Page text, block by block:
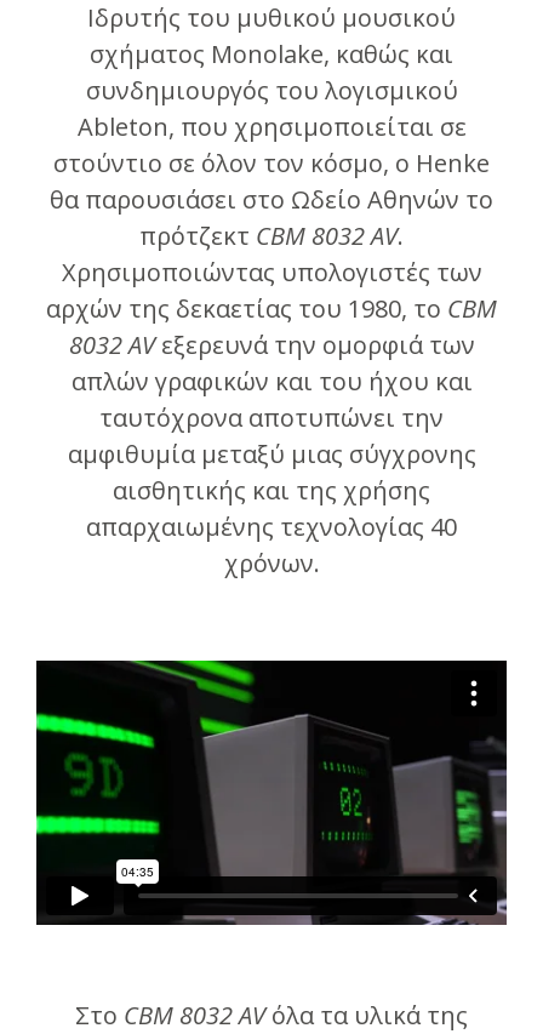
Ιδρυτής του μυθικού μουσικού
σχήματος Monolake, καθώς και
συνδημιουργός του λογισμικού
Ableton, που χρησιμοποιείται σε
στούντιο σε όλον τον κόσμο, ο Henke
θα παρουσιάσει στο Ωδείο Αθηνών το
πρότζεκτ CBM 8032 AV.
Χρησιμοποιώντας υπολογιστές των
αρχών της δεκαετίας του 1980, το CBM
8032 AVεξερευνά την ομορφιά των
απλών γραφικών και του ήχου και
ταυτόχρονα αποτυπώνει την
αμφιθυμία μεταξύ μιας σύγχρονης
αισθητικής και της χρήσης
απαρχαιωμένης τεχνολογίας 40
χρόνων.
Στο CBM 8032 AVόλα τα υλικά της